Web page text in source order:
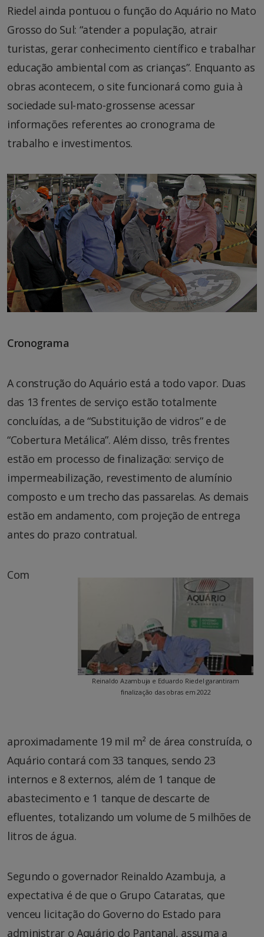
Riedel ainda pontuou o função do Aquário no Mato
Grosso do Sul: “atender a população, atrair
turistas, gerar conhecimento científico e trabalhar
educação ambiental com as crianças”. Enquanto as
obras acontecem, o site funcionará como guia à
sociedade sul-mato-grossense acessar
informações referentes ao cronograma de
trabalho e investimentos.
Cronograma
A construção do Aquário está a todo vapor. Duas
das 13 frentes de serviço estão totalmente
concluídas, a de “Substituição de vidros” e de
“Cobertura Metálica”. Além disso, três frentes
estão em processo de finalização: serviço de
impermeabilização, revestimento de alumínio
composto e um trecho das passarelas. As demais
estão em andamento, com projeção de entrega
antes do prazo contratual.
Reinaldo Azambuja e Eduardo Riedel garantiram
finalização das obras em 2022
Com
aproximadamente 19 mil m² de área construída, o
Aquário contará com 33 tanques, sendo 23
internos e 8 externos, além de 1 tanque de
abastecimento e 1 tanque de descarte de
efluentes, totalizando um volume de 5 milhões de
litros de água.
Segundo o governador Reinaldo Azambuja, a
expectativa é de que o Grupo Cataratas, que
venceu licitação do Governo do Estado para
administrar o Aquário do Pantanal, assuma a